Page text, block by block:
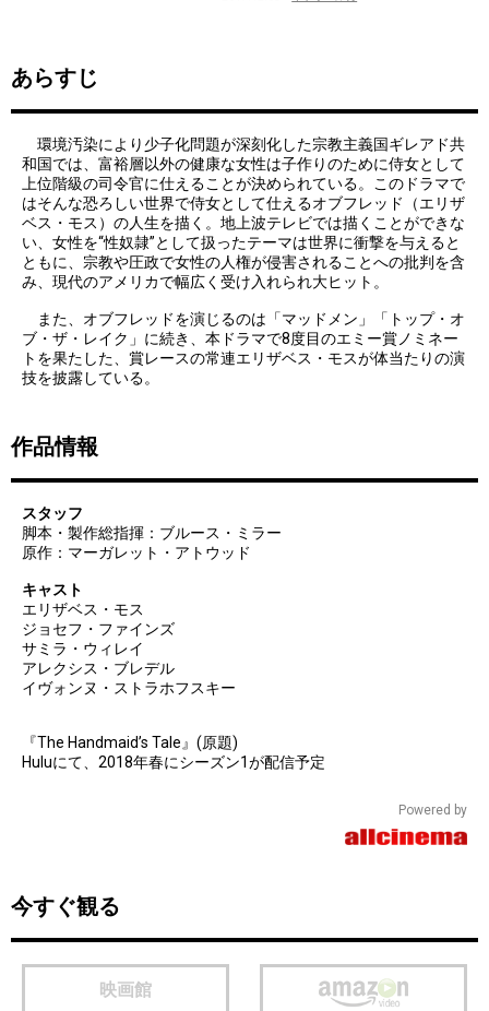
あらすじ
環境汚染により少子化問題が深刻化した宗教主義国ギレアド共
和国では、富裕層以外の健康な女性は子作りのために侍女として
上位階級の司令官に仕えることが決められている。このドラマで
はそんな恐ろしい世界で侍女として仕えるオブフレッド（エリザ
ベス・モス）の人生を描く。地上波テレビでは描くことができな
い、女性を“性奴隷”として扱ったテーマは世界に衝撃を与えると
ともに、宗教や圧政で女性の人権が侵害されることへの批判を含
み、現代のアメリカで幅広く受け入れられ大ヒット。
また、オブフレッドを演じるのは「マッドメン」「トップ・オ
ブ・ザ・レイク」に続き、本ドラマで8度目のエミー賞ノミネー
トを果たした、賞レースの常連エリザベス・モスが体当たりの演
技を披露している。
作品情報
スタッフ
脚本・製作総指揮：ブルース・ミラー
原作：マーガレット・アトウッド
キャスト
エリザベス・モス
ジョセフ・ファインズ
サミラ・ウィレイ
アレクシス・ブレデル
イヴォンヌ・ストラホフスキー
『The Handmaid’s Tale』(原題)
Huluにて、2018年春にシーズン1が配信予定
Powered by
今すぐ観る
映画館